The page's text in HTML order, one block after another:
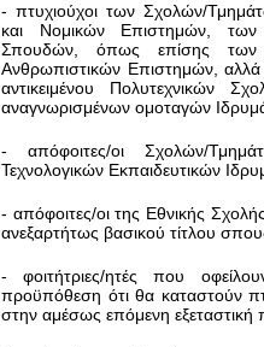
- πτυχιούχοι των Σχολών/
και Νομικών Επιστημών,
Σπουδών, όπως επίσης των
Ανθρωπιστικών Επιστημών,
αντικειμένου Πολυτεχνικών
αναγνωρισμένων ομοταγών
- απόφοιτες/οι Σχολών/
Τεχνολογικών Εκπαιδευτικών
- απόφοιτες/οι της Εθνικής
ανεξαρτήτως βασικού τίτλου
- φοιτήτριες/ητές που
προϋπόθεση ότι θα καταστούν
στην αμέσως επόμενη εξεταστική